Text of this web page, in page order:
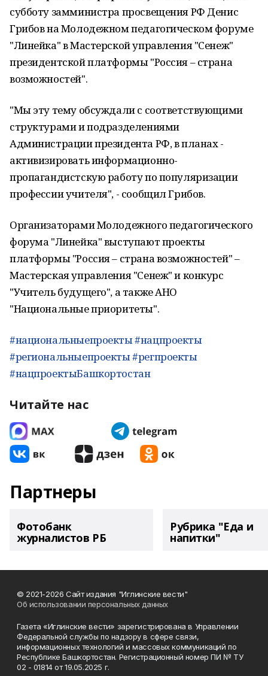
субботу замминистра просвещения РФ Денис
Грибов на Молодежном педагогическом форуме
"Линейка" в Мастерской управления "Сенеж"
президентской платформы "Россия – страна
возможностей".
"Мы эту тему обсуждали с соответствующими
структурами и подразделениями
Администрации президента РФ, в планах -
активизировать информационно-
пропагандистскую работу по популяризации
профессии учителя", - сообщил Грибов.
Организаторами Молодежного педагогического
форума "Линейка" выступают проекты
платформы "Россия – страна возможностей" –
Мастерская управления "Сенеж" и конкурс
"Учитель будущего", а также АНО
"Национальные приоритеты".
#национальныепроекты#нацпроекты
#региональныепроекты#регпроекты
#нацпроектыБашкортостан
Читайте нас
Партнеры
Фотобанк
журналистов РБ
Рубрика "Еда и
напитки"
© 2021-2026 Сайт издания "Иглинские вести"
Об использовании персональных данных
Газета «Иглинские вести» зарегистрирована в Управлении
Федеральной службы по надзору в сфере связи,
информационных технологий и массовых коммуникаций по
Республике Башкортостан. Регистрационный номер ПИ № ТУ
02 - 01814 от 19.05.2025 г.